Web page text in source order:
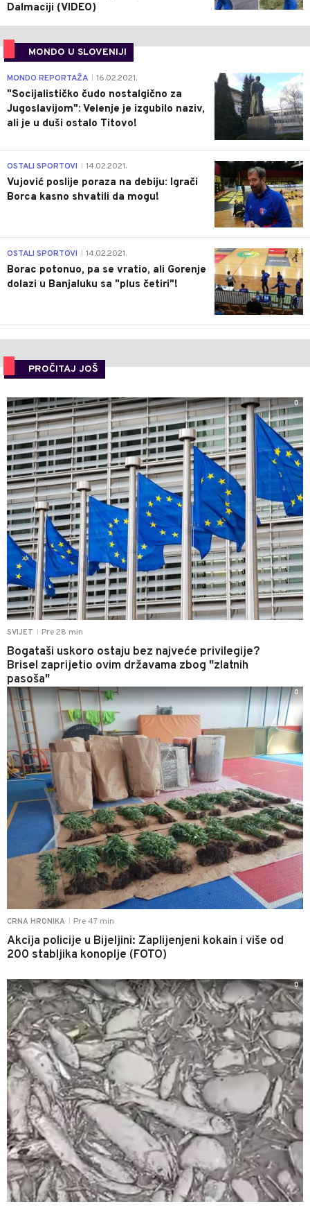
Dalmaciji (VIDEO)
MONDO U SLOVENIJI
4
MONDO REPORTAŽA 16.02.2021.
"Socijalističko čudo nostalgično za
Jugoslavijom": Velenje je izgubilo naziv,
ali je u duši ostalo Titovo!
1
OSTALI SPORTOVI 14.02.2021.
Vujović poslije poraza na debiju: Igrači
Borca kasno shvatili da mogu!
3
OSTALI SPORTOVI 14.02.2021.
Borac potonuo, pa se vratio, ali Gorenje
dolazi u Banjaluku sa "plus četiri"!
PROČITAJ JOŠ
SVIJET Pre 28 min
Bogataši uskoro ostaju bez najveće privilegije?
Brisel zaprijetio ovim državama zbog "zlatnih
pasoša"
0
CRNA HRONIKA Pre 47 min
Akcija policije u Bijeljini: Zaplijenjeni kokain i više od
200 stabljika konoplje (FOTO)
0
0